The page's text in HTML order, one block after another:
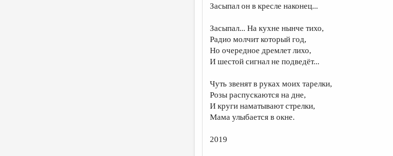
Засыпал он в кресле наконец...
Засыпал... На кухне нынче тихо,
Радио молчит который год,
Но очередное дремлет лихо,
И шестой сигнал не подведёт...
Чуть звенят в руках моих тарелки,
Розы распускаются на дне,
И круги наматывают стрелки,
Мама улыбается в окне.
2019